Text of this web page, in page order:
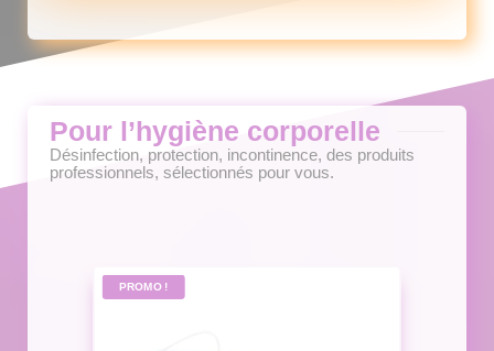
page
Pour l’hygiène corporelle
Désinfection, protection, incontinence, des produits
professionnels, sélectionnés pour vous.
PROMO !